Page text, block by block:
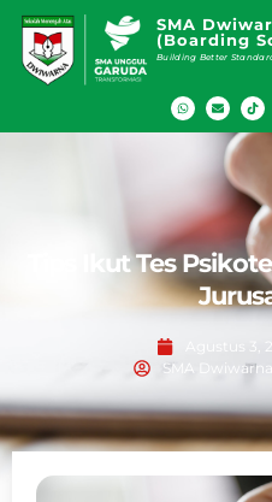
SMA
(Boarding
Building Better
Tips Ikut Tes
Agustus 3,
SMA